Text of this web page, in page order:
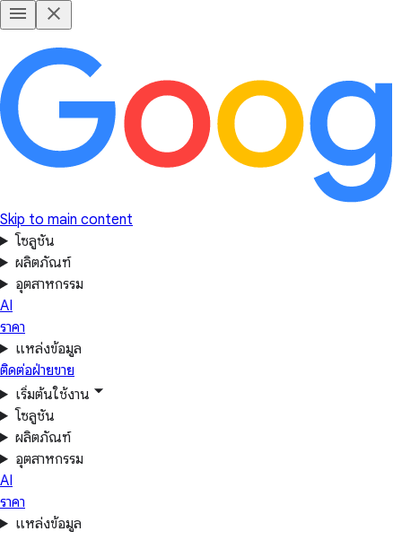
Skip to main content
โซลูชัน
ผลิตภัณฑ์
อุตสาหกรรม
AI
ราคา
แหล่งข้อมูล
ติดต่อฝ่ายขาย
เริ่มต้นใช้งาน
โซลูชัน
ผลิตภัณฑ์
อุตสาหกรรม
AI
ราคา
แหล่งข้อมูล